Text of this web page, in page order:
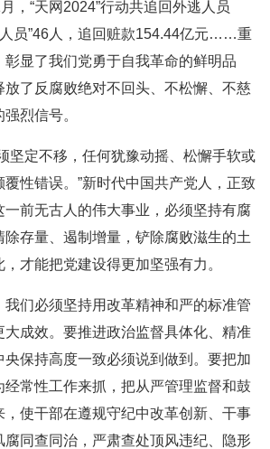
，“天网2024”行动共追回外逃人员
员”46人，追回赃款154.44亿元……重
显了我们党勇于自我革命的鲜明品
放了反腐败绝对不回头、不松懈、不慈
烈信号。
坚定不移，任何犹豫动摇、松懈手软或
性错误。”新时代中国共产党人，正致
一前无古人的伟大事业，必须坚持有腐
存量、遏制增量，铲除腐败滋生的土
才能把党建设得更加坚强有力。
我们必须坚持用改革精神和严的标准管
大成效。要推进政治监督具体化、精准
保持高度一致必须说到做到。要把加
经常性工作来抓，把从严管理监督和鼓
，使干部在遵规守纪中改革创新、干事
腐同查同治，严肃查处顶风违纪、隐形